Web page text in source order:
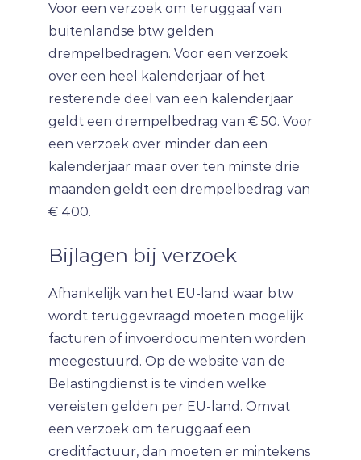
Voor een verzoek om teruggaaf van
buitenlandse btw gelden
drempelbedragen. Voor een verzoek
over een heel kalenderjaar of het
resterende deel van een kalenderjaar
geldt een drempelbedrag van € 50. Voor
een verzoek over minder dan een
kalenderjaar maar over ten minste drie
maanden geldt een drempelbedrag van
€ 400.
Bijlagen bij verzoek
Afhankelijk van het EU-land waar btw
wordt teruggevraagd moeten mogelijk
facturen of invoerdocumenten worden
meegestuurd. Op de website van de
Belastingdienst is te vinden welke
vereisten gelden per EU-land. Omvat
een verzoek om teruggaaf een
creditfactuur, dan moeten er mintekens